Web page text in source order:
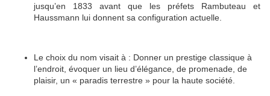
jusqu’en 1833 avant que les préfets Rambuteau et
Haussmann lui donnent sa configuration actuelle.
Le choix du nom visait à : Donner un prestige classique à
l’endroit, évoquer un lieu d’élégance, de promenade, de
plaisir, un « paradis terrestre » pour la haute société.